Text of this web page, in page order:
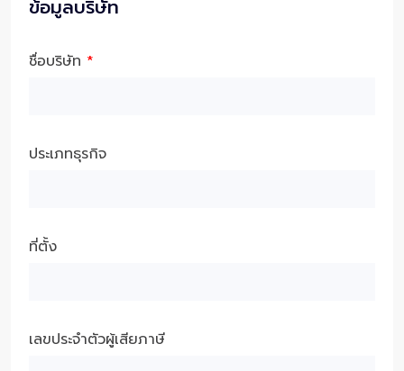
ข้อมูลบริษัท
ชื่อบริษัท *
ประเภทธุรกิจ
ที่ตั้ง
เลขประจำตัวผู้เสียภาษี